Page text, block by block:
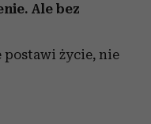
Ale bez
postawi życie, nie